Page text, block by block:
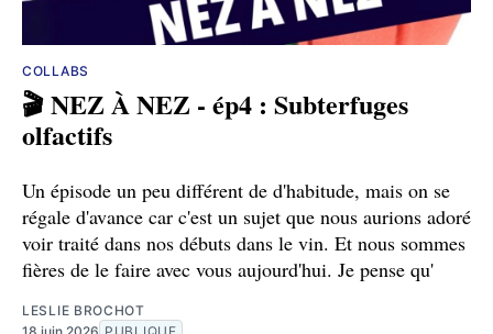
COLLABS
🎬 NEZ À NEZ - ép4 : Subterfuges
olfactifs
Un épisode un peu différent de d'habitude, mais on se
régale d'avance car c'est un sujet que nous aurions adoré
voir traité dans nos débuts dans le vin. Et nous sommes
fières de le faire avec vous aujourd'hui. Je pense qu'
LESLIE BROCHOT